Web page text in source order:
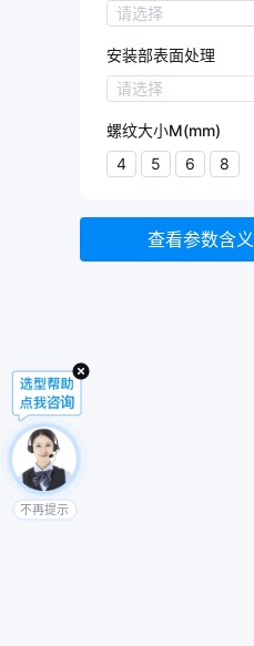
安装部材质
SS400
请选择
安装部表面处理
安装部表面处理
镀铬
请选择
螺纹大小M(mm)
4
5 6 8
查看参数含义
不再提示